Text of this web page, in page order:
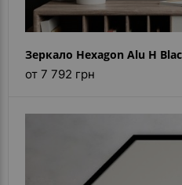
Зеркало Hexagon Alu H
от 7 792 грн